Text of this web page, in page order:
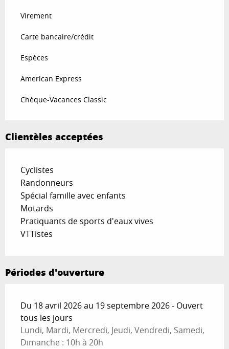
Virement
Carte bancaire/crédit
Espèces
American Express
Chèque-Vacances Classic
Clientèles acceptées
Cyclistes
Randonneurs
Spécial famille avec enfants
Motards
Pratiquants de sports d'eaux vives
VTTistes
Périodes d'ouverture
Du 18 avril 2026 au 19 septembre 2026 - Ouvert
tous les jours
Lundi, Mardi, Mercredi, Jeudi, Vendredi, Samedi,
Dimanche : 10h à 20h